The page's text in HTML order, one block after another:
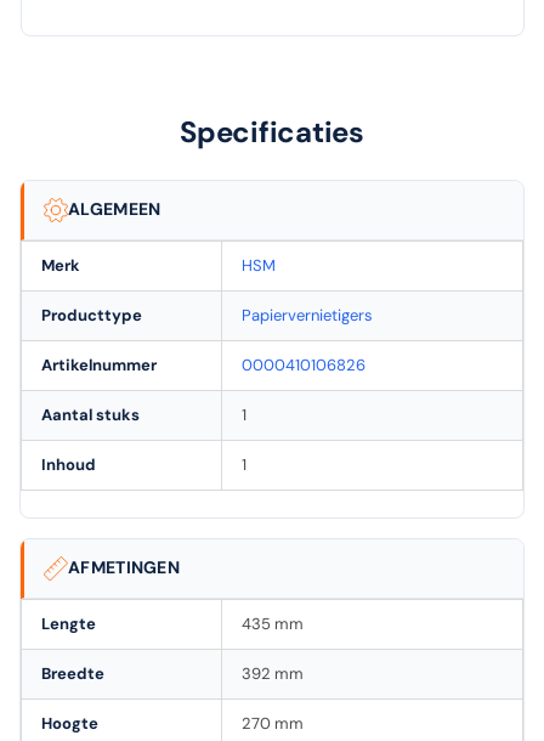
Specificaties
ALGEMEEN
Merk HSM
Producttype Papiervernietigers
Artikelnummer 0000410106826
Aantal stuks 1
Inhoud 1
AFMETINGEN
Lengte 435 mm
Breedte 392 mm
Hoogte 270 mm